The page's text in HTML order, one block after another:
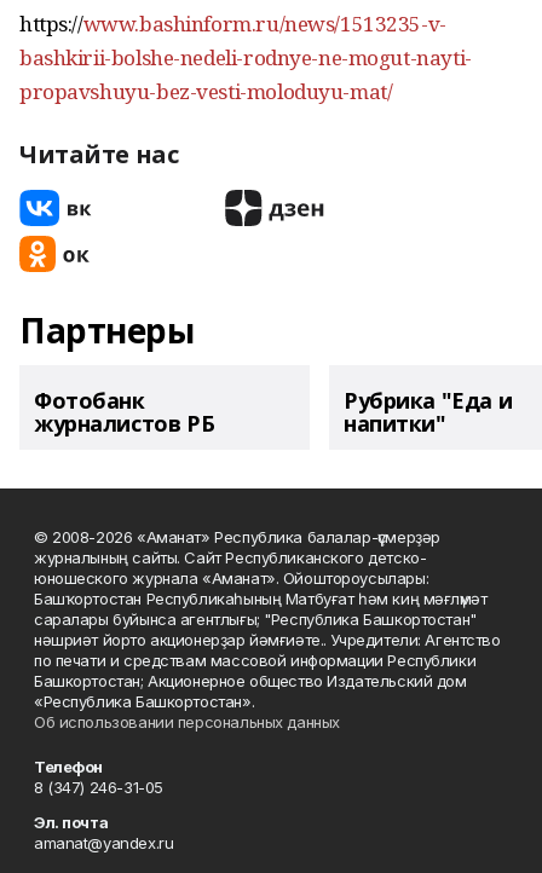
https://www.bashinform.ru/news/1513235-v-
bashkirii-bolshe-nedeli-rodnye-ne-mogut-nayti-
propavshuyu-bez-vesti-moloduyu-mat/
Читайте нас
Партнеры
Фотобанк
журналистов РБ
Рубрика "Еда и
напитки"
© 2008-2026 «Аманат» Республика балалар-үҫмерҙәр
журналының сайты. Сайт Республиканского детско-
юношеского журнала «Аманат». Ойоштороусылары:
Башҡортостан Республикаһының Матбуғат һәм киң мәғлүмәт
саралары буйынса агентлығы; "Республика Башкортостан"
нәшриәт йорто акционерҙар йәмғиәте.. Учредители: Агентство
по печати и средствам массовой информации Республики
Башкортостан; Акционерное общество Издательский дом
«Республика Башкортостан».
Об использовании персональных данных
Телефон
8 (347) 246-31-05
Эл. почта
amanat@yandex.ru